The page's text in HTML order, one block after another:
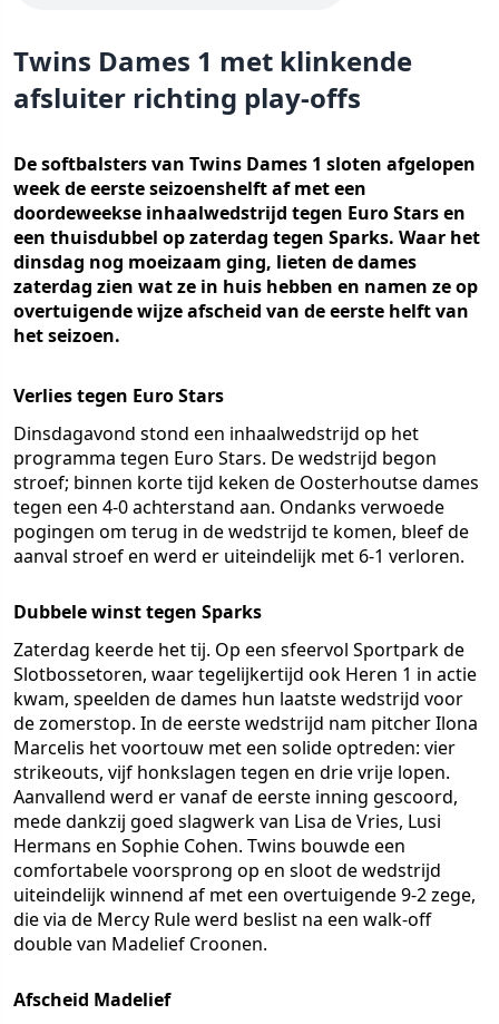
Twins Dames 1 met klinkende
afsluiter richting play-offs
De softbalsters van Twins Dames 1 sloten afgelopen
week de eerste seizoenshelft af met een
doordeweekse inhaalwedstrijd tegen Euro Stars en
een thuisdubbel op zaterdag tegen Sparks. Waar het
dinsdag nog moeizaam ging, lieten de dames
zaterdag zien wat ze in huis hebben en namen ze op
overtuigende wijze afscheid van de eerste helft van
het seizoen.
Verlies tegen Euro Stars
Dinsdagavond stond een inhaalwedstrijd op het
programma tegen Euro Stars. De wedstrijd begon
stroef; binnen korte tijd keken de Oosterhoutse dames
tegen een 4-0 achterstand aan. Ondanks verwoede
pogingen om terug in de wedstrijd te komen, bleef de
aanval stroef en werd er uiteindelijk met 6-1 verloren.
Dubbele winst tegen Sparks
Zaterdag keerde het tij. Op een sfeervol Sportpark de
Slotbossetoren, waar tegelijkertijd ook Heren 1 in actie
kwam, speelden de dames hun laatste wedstrijd voor
de zomerstop. In de eerste wedstrijd nam pitcher Ilona
Marcelis het voortouw met een solide optreden: vier
strikeouts, vijf honkslagen tegen en drie vrije lopen.
Aanvallend werd er vanaf de eerste inning gescoord,
mede dankzij goed slagwerk van Lisa de Vries, Lusi
Hermans en Sophie Cohen. Twins bouwde een
comfortabele voorsprong op en sloot de wedstrijd
uiteindelijk winnend af met een overtuigende 9-2 zege,
die via de Mercy Rule werd beslist na een walk-off
double van Madelief Croonen.
Afscheid Madelief